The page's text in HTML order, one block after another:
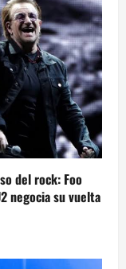
del rock: Foo
negocia su vuelta